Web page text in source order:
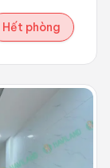
Hết phòng